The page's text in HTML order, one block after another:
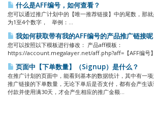
什么是AFF编号，如何查看？
您可以通过推广计划中的【唯一推荐链接】中的尾数，那
为1至4个数字， 举例：...
我如何获取带有我的AFF编号的产品推广链接呢
您可以按照以下模板进行修改： 产品aff模板：
https://account.megalayer.net/aff.php?aff=【AFF编号
页面中【下单数量】（Signup）是什么？
在推广计划的页面中，能看到基本的数据统计，其中有一
推广链接的下单数量，无论下单后是否支付，都有会产生
付款并使用满30天，才会产生相应的推广金额...